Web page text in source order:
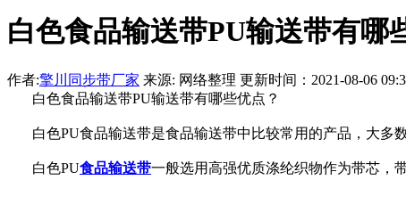
白色食品输送带PU输送带有哪
作者:擎川同步带厂家 来源: 网络整理 更新时间：2021-08-06
白色食品输送带PU输送带有哪些优点？
白色PU食品输送带是食品输送带中比较常用的产品，大多
白色PU食品输送带一般选用高强优质涤纶织物作为带芯，